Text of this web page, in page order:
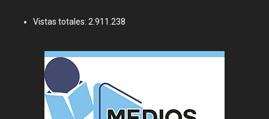
Vistas totales: 2.911.238